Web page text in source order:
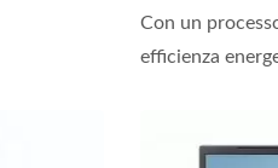
Con un
efficienza